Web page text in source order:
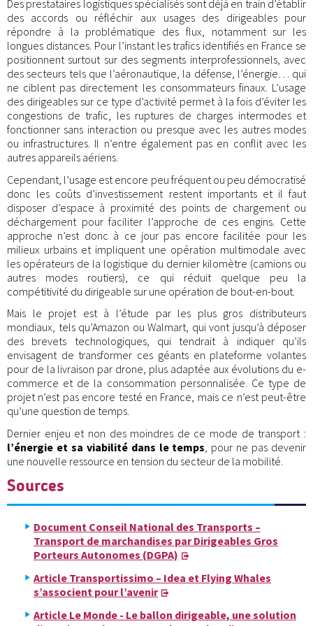
Des prestataires logistiques spécialisés sont déjà en train d’établir
des accords ou réfléchir aux usages des dirigeables pour
répondre à la problématique des flux, notamment sur les
longues distances. Pour l’instant les trafics identifiés en France se
positionnent surtout sur des segments interprofessionnels, avec
des secteurs tels que l’aéronautique, la défense, l’énergie… qui
ne ciblent pas directement les consommateurs finaux. L’usage
des dirigeables sur ce type d’activité permet à la fois d’éviter les
congestions de trafic, les ruptures de charges intermodes et
fonctionner sans interaction ou presque avec les autres modes
ou infrastructures. Il n’entre également pas en conflit avec les
autres appareils aériens.
Cependant, l’usage est encore peu fréquent ou peu démocratisé
donc les coûts d’investissement restent importants et il faut
disposer d’espace à proximité des points de chargement ou
déchargement pour faciliter l’approche de ces engins. Cette
approche n’est donc à ce jour pas encore facilitée pour les
milieux urbains et impliquent une opération multimodale avec
les opérateurs de la logistique du dernier kilomètre (camions ou
autres modes routiers), ce qui réduit quelque peu la
compétitivité du dirigeable sur une opération de bout-en-bout.
Mais le projet est à l’étude par les plus gros distributeurs
mondiaux, tels qu’Amazon ou Walmart, qui vont jusqu’à déposer
des brevets technologiques, qui tendrait à indiquer qu’ils
envisagent de transformer ces géants en plateforme volantes
pour de la livraison par drone, plus adaptée aux évolutions du e-
commerce et de la consommation personnalisée. Ce type de
projet n’est pas encore testé en France, mais ce n’est peut-être
qu’une question de temps.
Dernier enjeu et non des moindres de ce mode de transport :
l’énergie et sa viabilité dans le temps , pour ne pas devenir
une nouvelle ressource en tension du secteur de la mobilité.
Sources
Document Conseil National des Transports –
Transport de marchandises par Dirigeables Gros
Porteurs Autonomes (DGPA)
Article Transportissimo – Idea et Flying Whales
s’associent pour l’avenir
Article Le Monde - Le ballon dirigeable, une solution